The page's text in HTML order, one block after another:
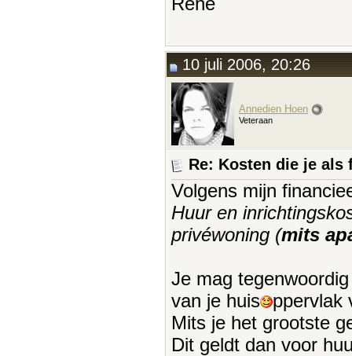
10 juli 2006, 20:26
Annedien Hoen
Veteraan
Re: Kosten die je als
Volgens mijn
Huur en
privéwoning (mits
Je mag
van je huis
ppervlak
Mits je het grootste
Dit geldt dan voor